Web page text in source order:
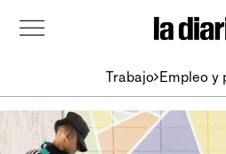
Trabajo Empleo y